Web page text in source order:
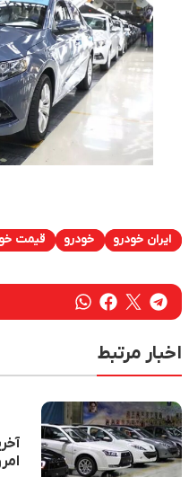
ایران خودرو خودرو قیمت
اخبار مرتبط